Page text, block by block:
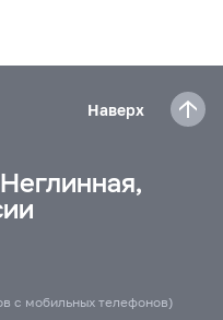
Наверх
с мобильных телефонов)